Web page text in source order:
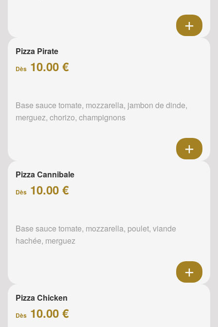
Pizza Pirate
Dès 10.00 €
Base sauce tomate, mozzarella, jambon de dinde,
merguez, chorizo, champignons
Pizza Cannibale
Dès 10.00 €
Base sauce tomate, mozzarella, poulet, viande
hachée, merguez
Pizza Chicken
Dès 10.00 €